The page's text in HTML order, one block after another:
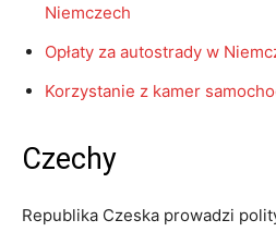
Niemczech
Opłaty za autostrady w
Korzystanie z kamer
Czechy
Republika Czeska prowadzi